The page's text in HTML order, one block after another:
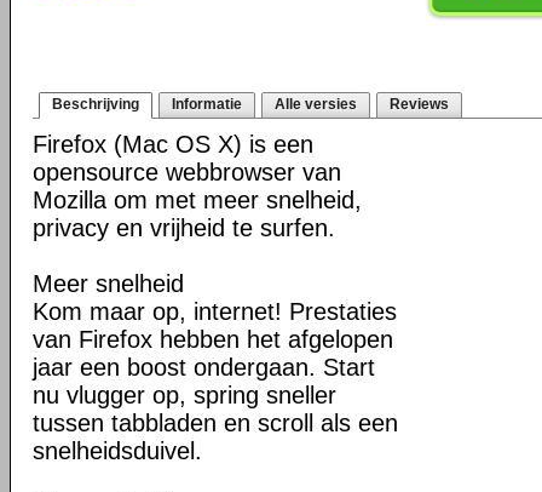
Beschrijving Informatie Alle versies Reviews
Firefox (Mac OS X) is een
opensource webbrowser van
Mozilla om met meer snelheid,
privacy en vrijheid te surfen.
Meer snelheid
Kom maar op, internet! Prestaties
van Firefox hebben het afgelopen
jaar een boost ondergaan. Start
nu vlugger op, spring sneller
tussen tabbladen en scroll als een
snelheidsduivel.